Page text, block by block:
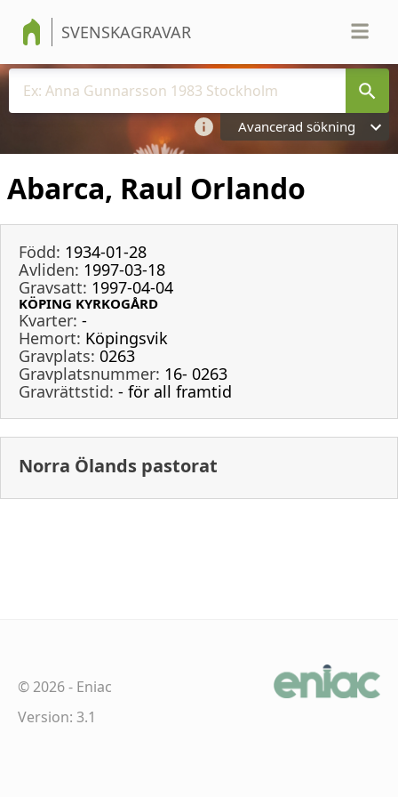
SVENSKAGRAVAR
Avancerad sökning
Abarca, Raul Orlando
Född: 1934-01-28
Avliden: 1997-03-18
Gravsatt: 1997-04-04
KÖPING KYRKOGÅRD
Kvarter: -
Hemort: Köpingsvik
Gravplats: 0263
Gravplatsnummer: 16- 0263
Gravrättstid: - för all framtid
Norra Ölands pastorat
©2026- Eniac
Version: 3.1